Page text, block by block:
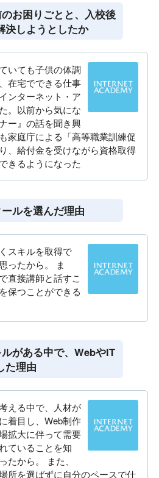
お困りごとと、入校後
決しようとしたか
いても子供の体調
在宅でできる仕事
ンターネット・ア
。以前から気にな
ー』の話を聞き興
家庭庁による「高等職業訓練促
、給付金を受けながら資格取得
きるようになった
ルを選んだ理由
スキルを取得で
ったから。 ま
直接講師と話すこ
保つことができる
がある中で、WebやIT
た理由
える中で、人材が
着目し、Web制作
拡大に伴って需要
ていることを知
たから。 また、
所を選ばずに自分のペースで仕